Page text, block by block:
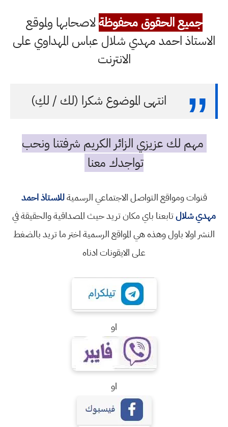
جميع الحقوق محفوظةلاصحابها ولموقع
الاستاذ احمد مهدي شلال عباس المهداوي على
الانترنت
انتهى الموضوع شكرا (لك / لكِ)
مهم لك عزيزي الزائر الكريم شرفتنا ونحب
تواجدك معنا
قنوات ومواقع التواصل الاجتماعي الرسميةللاستاذ احمد
مهدي شلالتابعنا باي مكان تريد حيث المصداقية والحقيقة في
النشر اولا باول وهذه هي المواقع الرسمية اختر ما تريد بالضغط
على الايقونات ادناه
او
او